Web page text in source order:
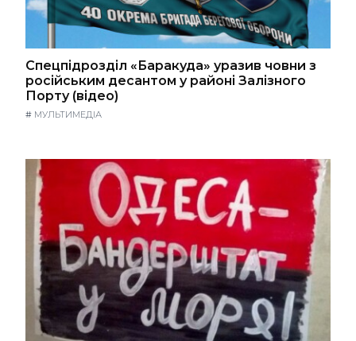
Спецпідрозділ «Баракуда» уразив човни з
російським десантом у районі Залізного
Порту (відео)
# МУЛЬТИМЕДІА